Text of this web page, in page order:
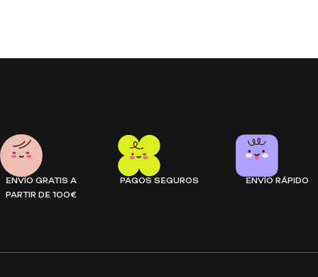
ENVÍO GRATIS A
PARTIR DE 100€
PAGOS SEGUROS ENVÍO RÁPIDO